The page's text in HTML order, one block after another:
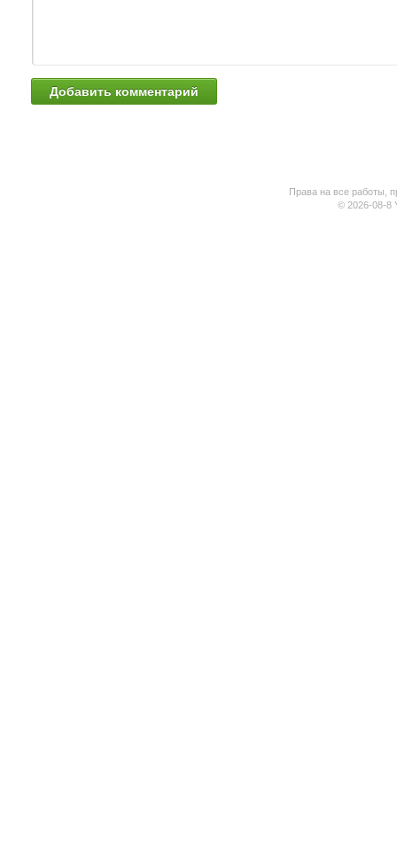
Права на все работы,
© 2026-08-8